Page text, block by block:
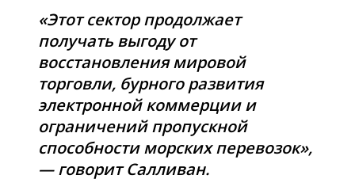
«Этот сектор продолжает
получать выгоду от
восстановления мировой
торговли, бурного развития
электронной коммерции и
ограничений пропускной
способности морских перевозок»,
— говорит Салливан.